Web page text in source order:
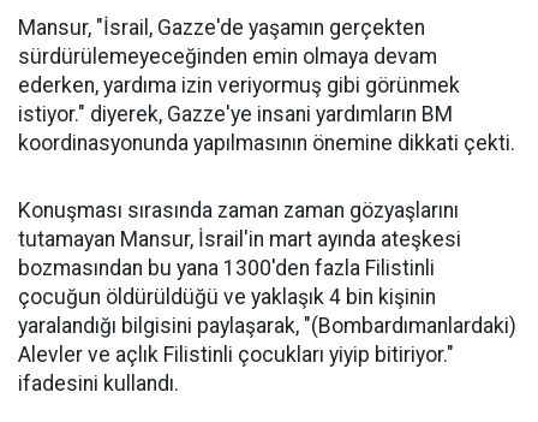
Mansur, "İsrail, Gazze'de yaşamın gerçekten
sürdürülemeyeceğinden emin olmaya devam
ederken, yardıma izin veriyormuş gibi görünmek
istiyor." diyerek, Gazze'ye insani yardımların BM
koordinasyonunda yapılmasının önemine dikkati çekti.
Konuşması sırasında zaman zaman gözyaşlarını
tutamayan Mansur, İsrail'in mart ayında ateşkesi
bozmasından bu yana 1300'den fazla Filistinli
çocuğun öldürüldüğü ve yaklaşık 4 bin kişinin
yaralandığı bilgisini paylaşarak, "(Bombardımanlardaki)
Alevler ve açlık Filistinli çocukları yiyip bitiriyor."
ifadesini kullandı.